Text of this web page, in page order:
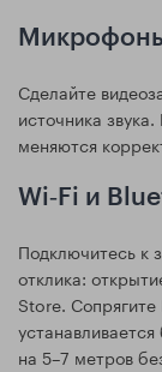
Сделайте
источника
меняются
Wi‑Fi и
Подключитесь к
отклика:
Store.
на 5–7 метров